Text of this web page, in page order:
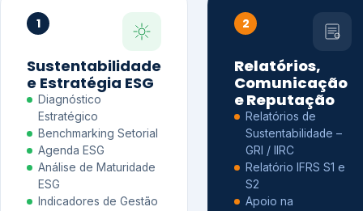
1
Sustentabilidade
e Estratégia ESG
Diagnóstico
Estratégico
Benchmarking Setorial
Agenda ESG
Análise de Maturidade
ESG
Indicadores de Gestão
2
Relatórios,
Comunicação
e Reputação
Relatórios de
Sustentabilidade –
GRI / IIRC
Relatório IFRS S1 e
S2
Apoio na